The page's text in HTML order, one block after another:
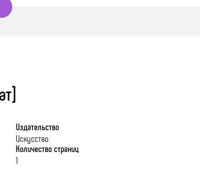
Издательство
Искусство
Количество страниц
1